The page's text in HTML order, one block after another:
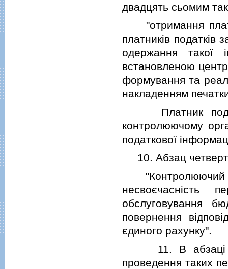
двадцять сьомим
"отримання
платникiв податкiв
одержання
встановленою
формування та
накладенням
Платник
контролюючому
податкової
10. Абзац
"Контролюючий
несвоєчаснiсть
обслуговування
повернення
єдиного рахунку".
11. В абзацi
проведення таких